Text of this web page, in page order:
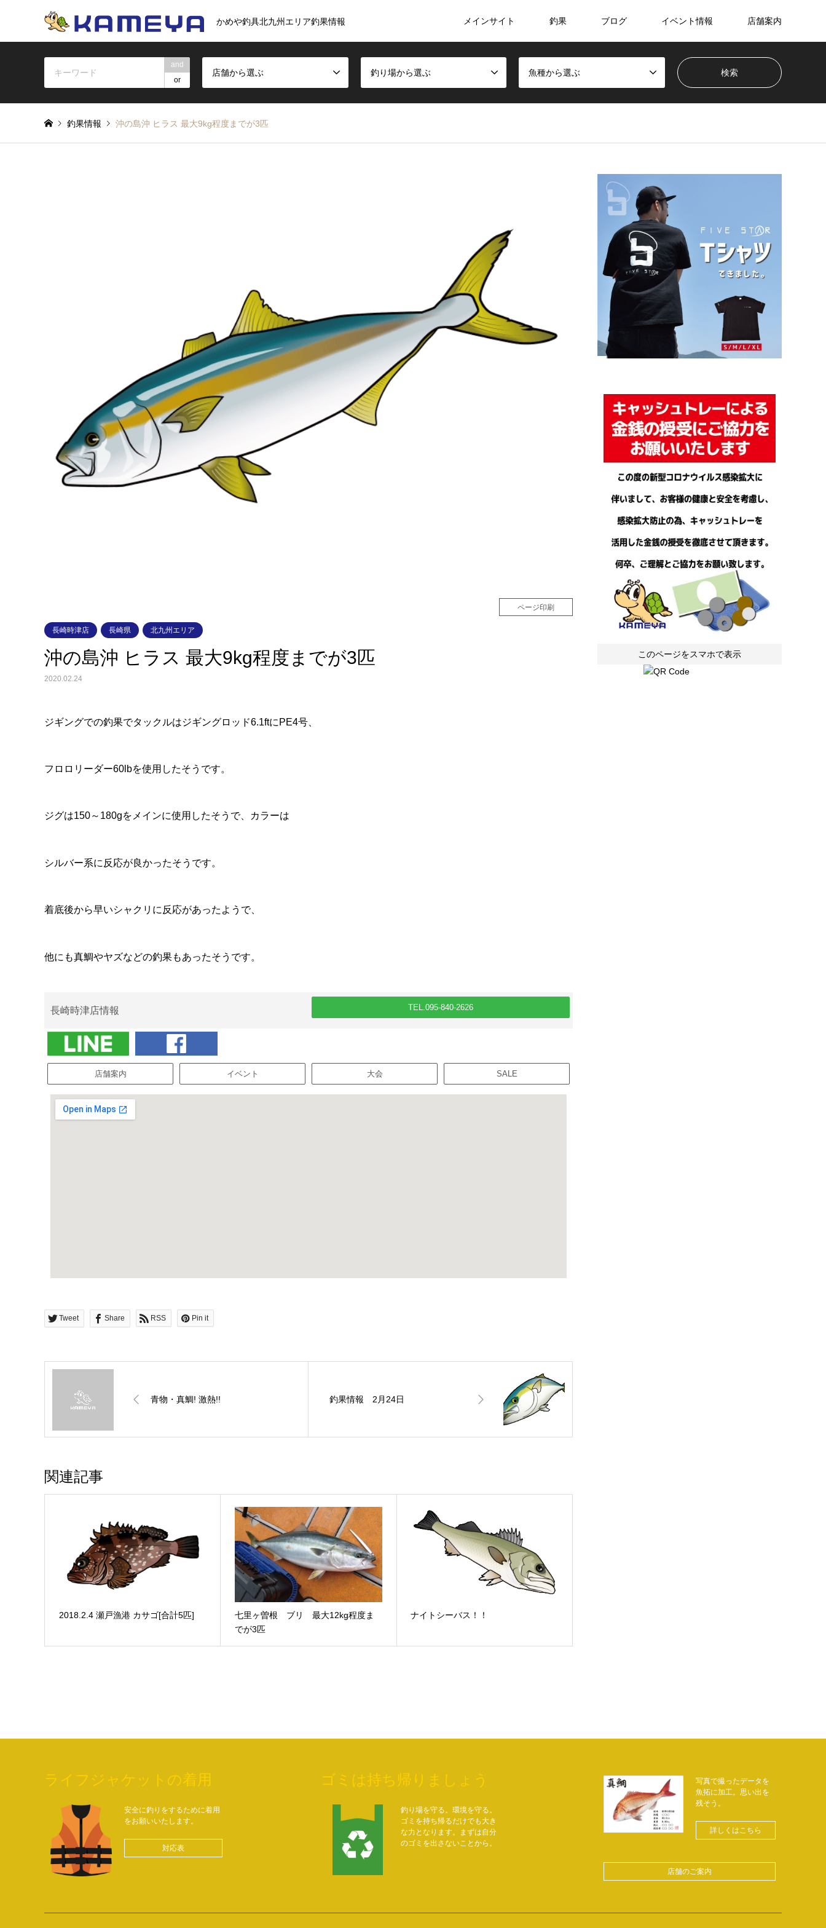
かめや釣具北九州エリア釣果情報 メインサイト 釣果 ブログ イベント情報 店舗案内
and
or
店舗から選ぶ 釣り場から選ぶ 魚種から選ぶ
釣果情報 沖の島沖 ヒラス 最大9kg程度までが3匹
ページ印刷
長崎時津店 長崎県 北九州エリア
沖の島沖 ヒラス 最大9kg程度までが3匹
2020.02.24
ジギングでの釣果でタックルはジギングロッド6.1ftにPE4号、
フロロリーダー60lbを使用したそうです。
ジグは150～180gをメインに使用したそうで、カラーは
シルバー系に反応が良かったそうです。
着底後から早いシャクリに反応があったようで、
他にも真鯛やヤズなどの釣果もあったそうです。
長崎時津店情報 TEL.095-840-2626
店舗案内 イベント 大会 SALE
Tweet Share RSS Pin it
青物・真鯛! 激熱!! 釣果情報 2月24日
関連記事
2018.2.4 瀬戸漁港 カサゴ[合計5匹]
七里ヶ曽根 ブリ 最大12kg程度ま
でが3匹
ナイトシーバス！！
このページをスマホで表示
ライフジャケットの着用
安全に釣りをするために着用
をお願いいたします。
対応表
ゴミは持ち帰りましょう
釣り場を守る。環境を守る。
ゴミを持ち帰るだけでも大き
な力となります。まずは自分
のゴミを出さないことから。
写真で撮ったデータを
魚拓に加工。思い出を
残そう。
詳しくはこちら
店舗のご案内